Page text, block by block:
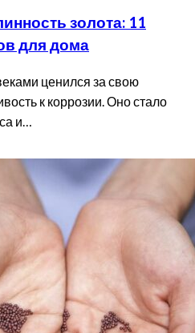
золота: 11
для дома
ценился за свою
к коррозии. Оно стало
и…